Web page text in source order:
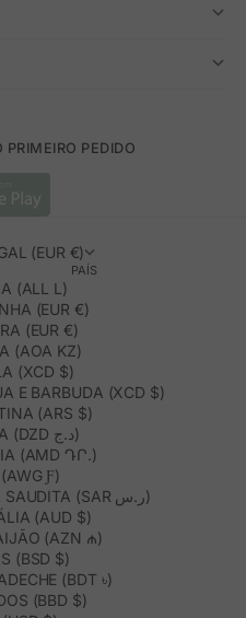
PEDIDO
(EUR €)
PAÍS
(ALL L)
(EUR €)
(EUR €)
(AOA KZ)
(XCD $)
E BARBUDA (XCD $)
(ARS $)
ARGÉLIA (DZD د.ج)
(AMD ԴՐ.)
Ƒ)
ARÁBIA SAUDITA (SAR ر.س)
(AUD $)
(AZN ₼)
(BSD $)
(BDT ৳)
(BBD $)